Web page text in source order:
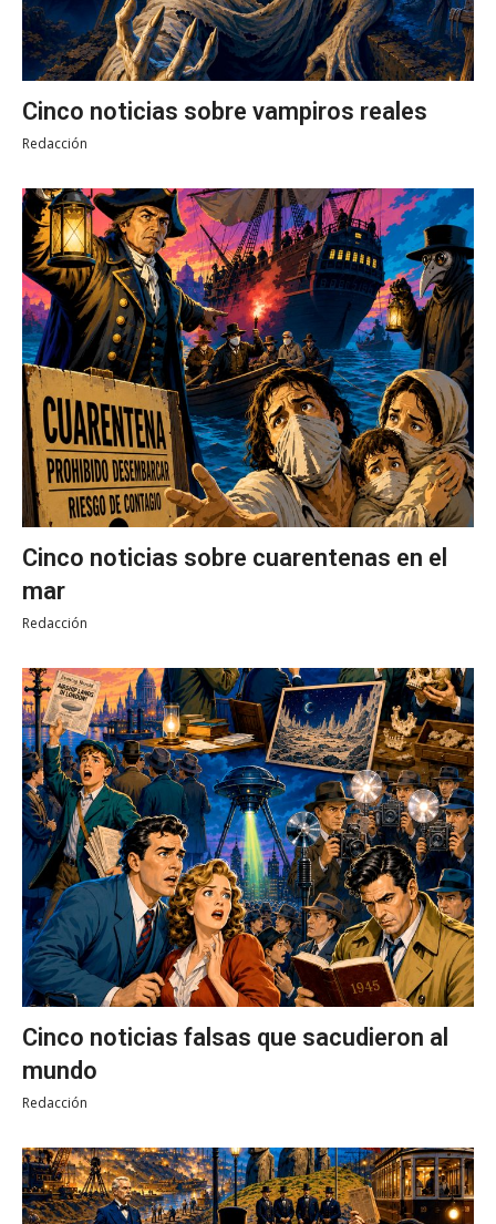
Cinco noticias sobre vampiros reales
Redacción
Cinco noticias sobre cuarentenas en el
mar
Redacción
Cinco noticias falsas que sacudieron al
mundo
Redacción